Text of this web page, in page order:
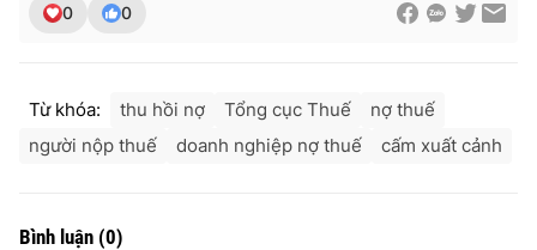
0 0
Từ khóa: thu hồi nợ Tổng cục Thuế
nợ thuế
người nộp thuế
doanh nghiệp nợ thuế cấm xuất cảnh
Bình luận (0)